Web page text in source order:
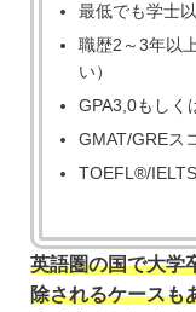
最低でも学士
職歴2～3年以
い）
GPA3,0もしく
GMAT/GREス
TOEFL®/
英語圏の国で大学
除されるケースも